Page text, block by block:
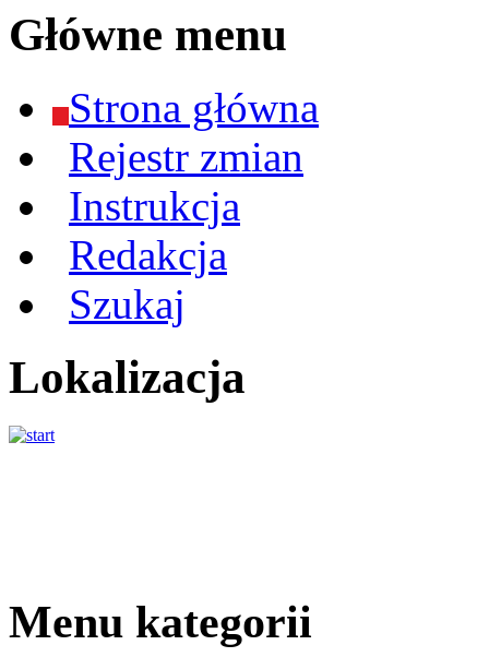
Główne menu
Strona główna
Rejestr zmian
Instrukcja
Redakcja
Szukaj
Lokalizacja
Menu kategorii